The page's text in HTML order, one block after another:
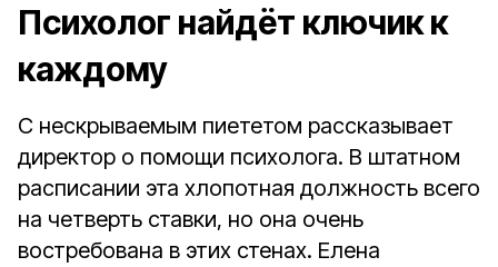
Психолог найдёт ключик к
каждому
С нескрываемым пиететом рассказывает
директор о помощи психолога. В штатном
расписании эта хлопотная должность всего
на четверть ставки, но она очень
востребована в этих стенах. Елена